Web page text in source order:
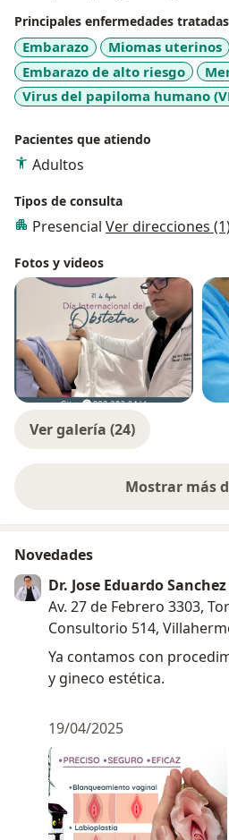
Principales enfermedades tratadas
Embarazo
Miomas uterinos
Embarazo de alto riesgo
Virus del papiloma humano
Pacientes que atiendo
Adultos
Tipos de consulta
Presencial Ver direcciones
Fotos y videos
Ver galería (24)
Mostrar más
Novedades
Dr. Jose Eduardo
Av. 27 de Febrero 3303,
Consultorio 514,
Ya contamos con
y gineco estética.
19/04/2025